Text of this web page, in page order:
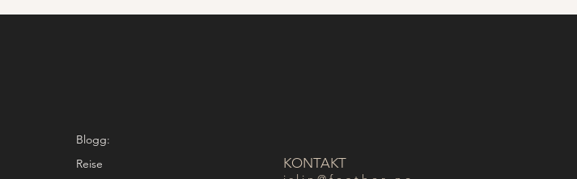
Blogg:
Reise
KONTAKT